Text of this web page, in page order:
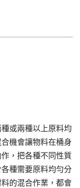
或兩種以上原料均
機會讓物料在桶身
，把各種不同性質
種需要原料均勻分
的混合作業，都會